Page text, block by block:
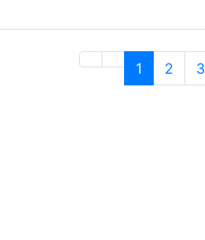
1(current)
2 3